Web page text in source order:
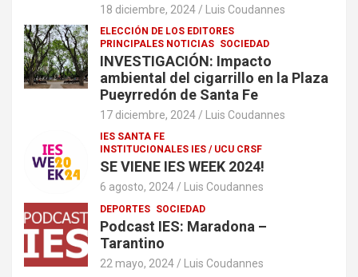
18 diciembre, 2024 Luis Coudannes
ELECCIÓN DE LOS EDITORES
PRINCIPALES NOTICIAS SOCIEDAD
INVESTIGACIÓN: Impacto
ambiental del cigarrillo en la Plaza
Pueyrredón de Santa Fe
17 diciembre, 2024 Luis Coudannes
IES SANTA FE
INSTITUCIONALES IES / UCU CRSF
SE VIENE IES WEEK 2024!
6 agosto, 2024 Luis Coudannes
DEPORTES SOCIEDAD
Podcast IES: Maradona –
Tarantino
22 mayo, 2024 Luis Coudannes